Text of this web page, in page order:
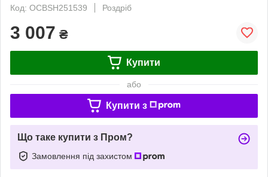
Код: OCBSH251539
Роздріб
3 007 ₴
Купити
або
Купити з
Що таке купити з Пром?
Замовлення під захистом